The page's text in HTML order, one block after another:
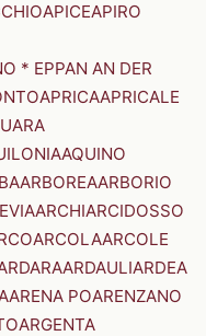
APICEAPIRO
* EPPAN AN DER
APRICAAPRICALE
AQUINO
ARBOREAARBORIO
ARCHIARCIDOSSO
ARCOLAARCOLE
ARDAULIARDEA
ARENA POARENZANO
ARGENTA